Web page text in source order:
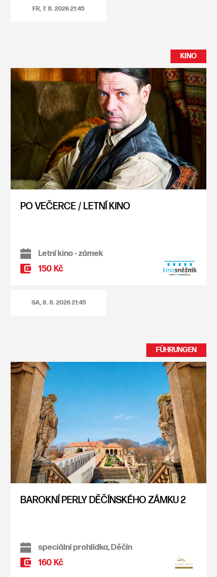
FR, 7. 8. 202621:45
KINO
PO VEČERCE / LETNÍ KINO
Letní kino - zámek
150 Kč
SA, 8. 8. 202621:45
FÜHRUNGEN
BAROKNÍ PERLY DĚČÍNSKÉHO ZÁMKU 2
speciální prohlídka, Děčín
160 Kč